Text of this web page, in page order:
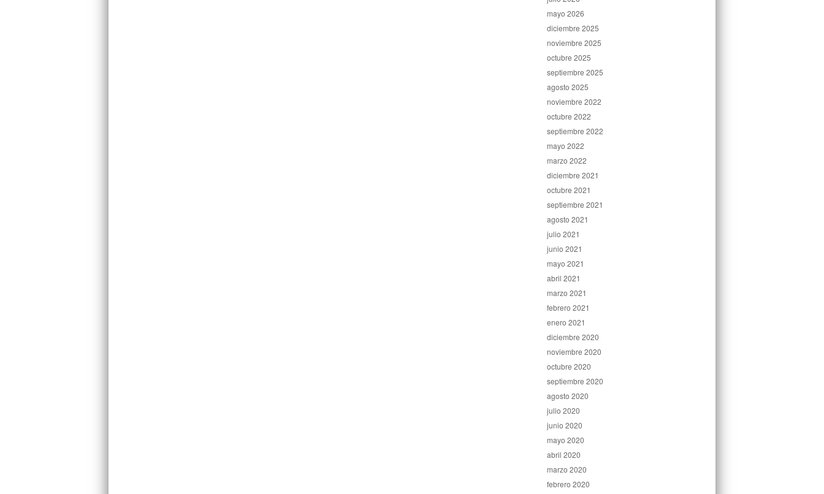
mayo 2026
diciembre 2025
noviembre 2025
octubre 2025
septiembre 2025
agosto 2025
noviembre 2022
octubre 2022
septiembre 2022
mayo 2022
marzo 2022
diciembre 2021
octubre 2021
septiembre 2021
agosto 2021
julio 2021
junio 2021
mayo 2021
abril 2021
marzo 2021
febrero 2021
enero 2021
diciembre 2020
noviembre 2020
octubre 2020
septiembre 2020
agosto 2020
julio 2020
junio 2020
mayo 2020
abril 2020
marzo 2020
febrero 2020